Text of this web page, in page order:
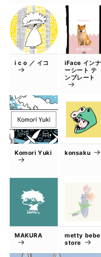
i c o ／ イコ
iFace インナ
ーシート テ
ンプレート
Komori Yuki konsaku
MAKURA
metty bebe
store